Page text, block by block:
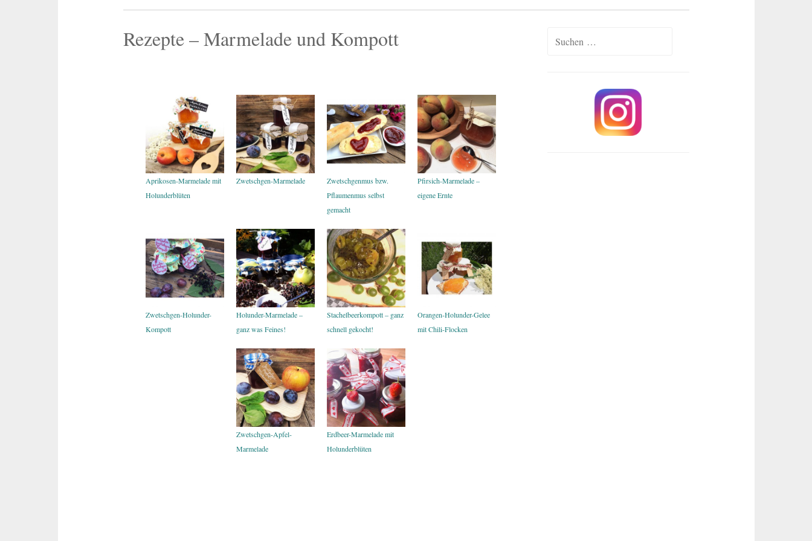
Rezepte – Marmelade und Kompott
Aprikosen-Marmelade mit
Holunderblüten
Zwetschgen-Marmelade
Zwetschgenmus bzw.
Pflaumenmus selbst
gemacht
Pfirsich-Marmelade –
eigene Ernte
Zwetschgen-Holunder-
Kompott
Holunder-Marmelade –
ganz was Feines!
Stachelbeerkompott – ganz
schnell gekocht!
Orangen-Holunder-Gelee
mit Chili-Flocken
Zwetschgen-Apfel-
Marmelade
Erdbeer-Marmelade mit
Holunderblüten
Suchen